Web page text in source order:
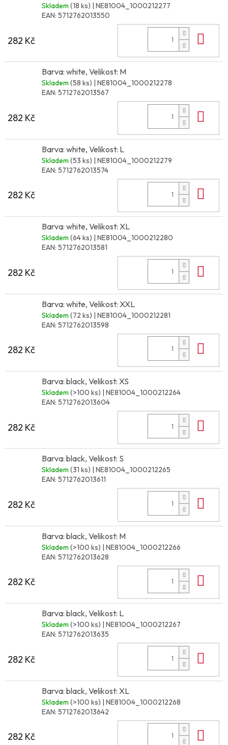
Skladem (18 ks) | NE81004_1000212277
EAN: 5712762013550
282 Kč
Barva: white, Velikost: M
Skladem (58 ks) | NE81004_1000212278
EAN: 5712762013567
282 Kč
Barva: white, Velikost: L
Skladem (53 ks) | NE81004_1000212279
EAN: 5712762013574
282 Kč
Barva: white, Velikost: XL
Skladem (64 ks) | NE81004_1000212280
EAN: 5712762013581
282 Kč
Barva: white, Velikost: XXL
Skladem (72 ks) | NE81004_1000212281
EAN: 5712762013598
282 Kč
Barva: black, Velikost: XS
Skladem (>100 ks) | NE81004_1000212264
EAN: 5712762013604
282 Kč
Barva: black, Velikost: S
Skladem (31 ks) | NE81004_1000212265
EAN: 5712762013611
282 Kč
Barva: black, Velikost: M
Skladem (>100 ks) | NE81004_1000212266
EAN: 5712762013628
282 Kč
Barva: black, Velikost: L
Skladem (>100 ks) | NE81004_1000212267
EAN: 5712762013635
282 Kč
Barva: black, Velikost: XL
Skladem (>100 ks) | NE81004_1000212268
EAN: 5712762013642
282 Kč